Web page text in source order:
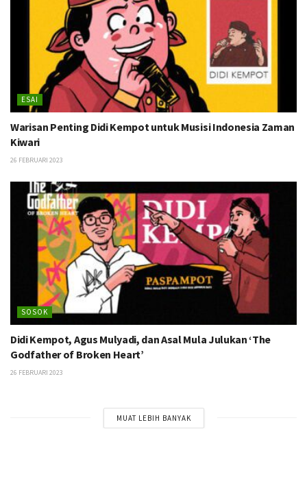
ESAI
Warisan Penting Didi Kempot untuk Musisi Indonesia Zaman
Kiwari
26 FEBRUARI 2023
SOSOK
Didi Kempot, Agus Mulyadi, dan Asal Mula Julukan ‘The
Godfather of Broken Heart’
26 FEBRUARI 2023
MUAT LEBIH BANYAK